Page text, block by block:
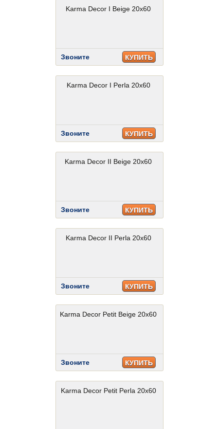
Karma Decor I Beige 20x60
Звоните КУПИТЬ
Karma Decor I Perla 20x60
Звоните КУПИТЬ
Karma Decor II Beige 20x60
Звоните КУПИТЬ
Karma Decor II Perla 20x60
Звоните КУПИТЬ
Karma Decor Petit Beige 20x60
Звоните КУПИТЬ
Karma Decor Petit Perla 20x60